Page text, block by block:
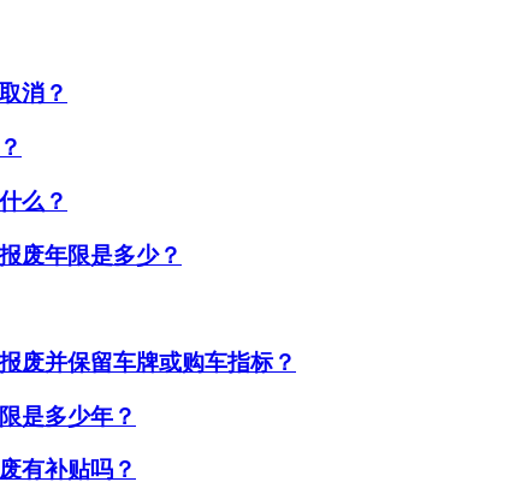
消？
么？
废年限是多少？
废并保留车牌或购车指标？
是多少年？
有补贴吗？